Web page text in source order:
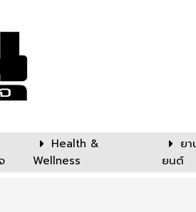
Health &
Wellness
ยา
ยนต์